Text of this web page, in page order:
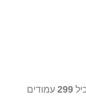
299 עמודים